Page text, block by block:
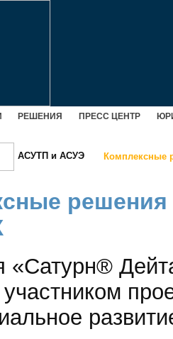
РЕШЕНИЯ ПРЕСС ЦЕНТР
АСУТП и АСУЭ Комплексные
«Сатурн®